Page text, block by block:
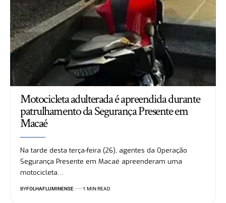
Motocicleta adulterada é apreendida durante
patrulhamento da Segurança Presente em
Macaé
Na tarde desta terça-feira (26), agentes da Operação
Segurança Presente em Macaé apreenderam uma
motocicleta…
BYFOLHAFLUMINENSE 1 MIN READ